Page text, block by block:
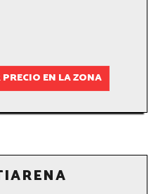
PRECIO EN LA ZONA